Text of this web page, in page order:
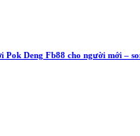
Deng Fb88 cho người mới –